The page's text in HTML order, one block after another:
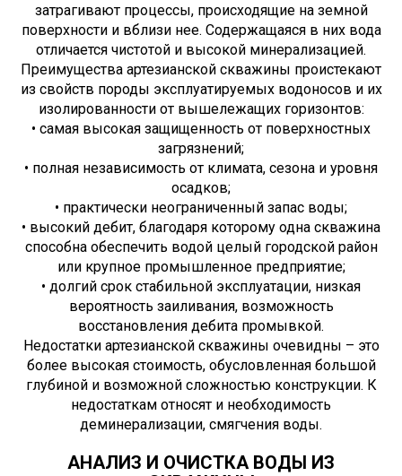
затрагивают процессы, происходящие на земной
поверхности и вблизи нее. Содержащаяся в них вода
отличается чистотой и высокой минерализацией.
Преимущества артезианской скважины проистекают
из свойств породы эксплуатируемых водоносов и их
изолированности от вышележащих горизонтов:
• самая высокая защищенность от поверхностных
загрязнений;
• полная независимость от климата, сезона и уровня
осадков;
• практически неограниченный запас воды;
• высокий дебит, благодаря которому одна скважина
способна обеспечить водой целый городской район
или крупное промышленное предприятие;
• долгий срок стабильной эксплуатации, низкая
вероятность заиливания, возможность
восстановления дебита промывкой.
Недостатки артезианской скважины очевидны – это
более высокая стоимость, обусловленная большой
глубиной и возможной сложностью конструкции. К
недостаткам относят и необходимость
деминерализации, смягчения воды.
АНАЛИЗ И ОЧИСТКА ВОДЫ ИЗ